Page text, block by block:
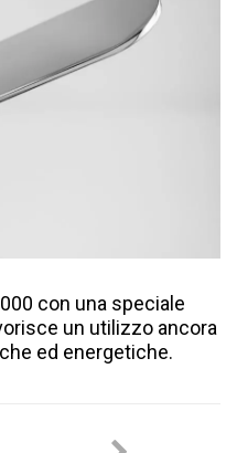
con una speciale
un utilizzo ancora
ed energetiche.